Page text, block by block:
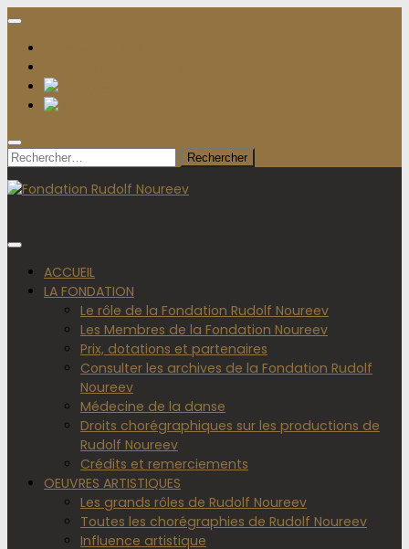
Rechercher :
ACCUEIL
LA FONDATION
Le rôle de la Fondation Rudolf Noureev
Les Membres de la Fondation Noureev
Prix, dotations et partenaires
Consulter les archives de la Fondation Rudolf
Noureev
Médecine de la danse
Droits chorégraphiques sur les productions de
Rudolf Noureev
Crédits et remerciements
OEUVRES ARTISTIQUES
Les grands rôles de Rudolf Noureev
Toutes les chorégraphies de Rudolf Noureev
Influence artistique